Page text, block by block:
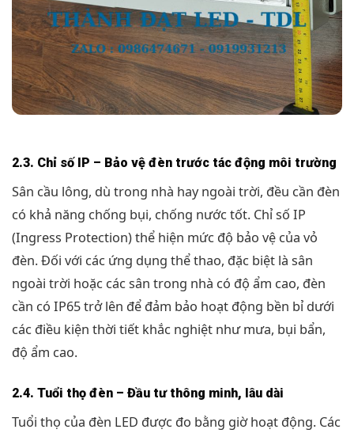
2.3. Chỉ số IP – Bảo vệ đèn trước tác động môi trường
Sân cầu lông, dù trong nhà hay ngoài trời, đều cần đèn
có khả năng chống bụi, chống nước tốt. Chỉ số IP
(Ingress Protection) thể hiện mức độ bảo vệ của vỏ
đèn. Đối với các ứng dụng thể thao, đặc biệt là sân
ngoài trời hoặc các sân trong nhà có độ ẩm cao, đèn
cần có IP65 trở lên để đảm bảo hoạt động bền bỉ dưới
các điều kiện thời tiết khắc nghiệt như mưa, bụi bẩn,
độ ẩm cao.
2.4. Tuổi thọ đèn – Đầu tư thông minh, lâu dài
Tuổi thọ của đèn LED được đo bằng giờ hoạt động. Các